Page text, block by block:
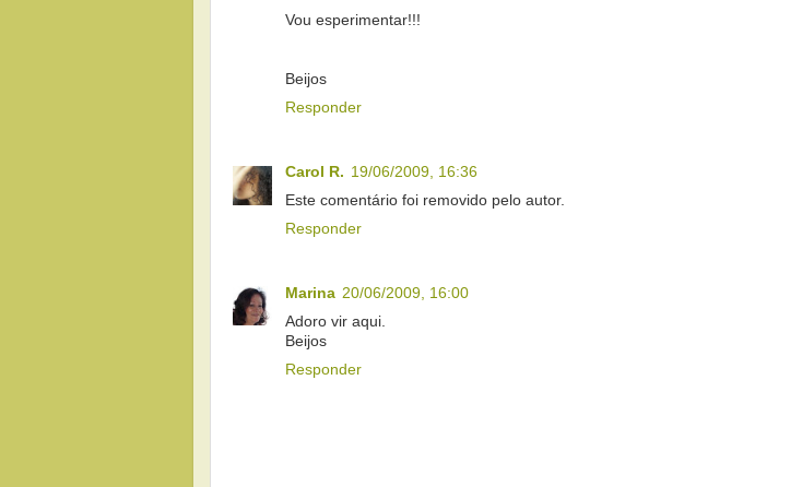
Vou esperimentar!!!
Beijos
Responder
Carol R. 19/06/2009, 16:36
Este comentário foi removido pelo autor.
Responder
Marina 20/06/2009, 16:00
Adoro vir aqui.
Beijos
Responder